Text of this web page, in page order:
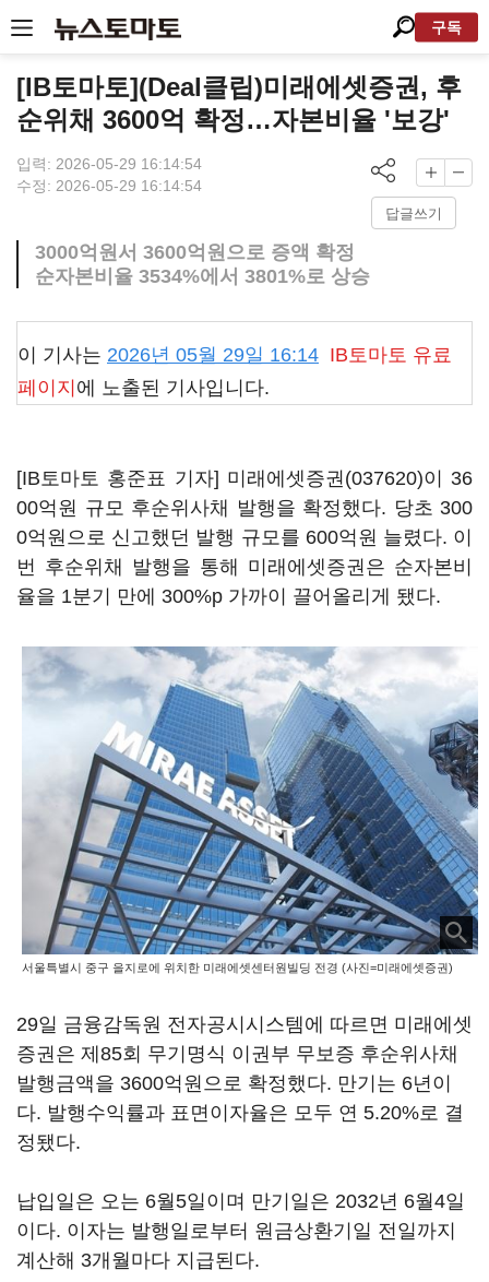
구독
[IB토마토](Deal클립)미래에셋증권, 후
순위채 3600억 확정…자본비율 '보강'
입력: 2026-05-29 16:14:54
수정: 2026-05-29 16:14:54
답글쓰기
3000억원서 3600억원으로 증액 확정
순자본비율 3534%에서 3801%로 상승
이 기사는 2026년 05월 29일 16:14 IB토마토 유료
페이지 에 노출된 기사입니다.
[IB토마토 홍준표 기자] 미래에셋증권(037620)이 36
00억원 규모 후순위사채 발행을 확정했다. 당초 300
0억원으로 신고했던 발행 규모를 600억원 늘렸다. 이
번 후순위채 발행을 통해 미래에셋증권은 순자본비
율을 1분기 만에 300%p 가까이 끌어올리게 됐다.
서울특별시 중구 을지로에 위치한 미래에셋센터원빌딩 전경 (사진=미래에셋증권)
29일 금융감독원 전자공시시스템에 따르면 미래에셋
증권은 제85회 무기명식 이권부 무보증 후순위사채
발행금액을 3600억원으로 확정했다. 만기는 6년이
다. 발행수익률과 표면이자율은 모두 연 5.20%로 결
정됐다.
납입일은 오는 6월5일이며 만기일은 2032년 6월4일
이다. 이자는 발행일로부터 원금상환기일 전일까지
계산해 3개월마다 지급된다.